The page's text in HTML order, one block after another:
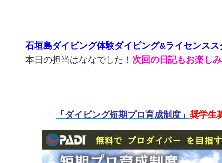
石垣島ダイビング体験ダイビング&ライセンスス
本日の担当はななでした！ 次回の日記もお楽し
「ダイビング短期プロ育成制度」 奨学生